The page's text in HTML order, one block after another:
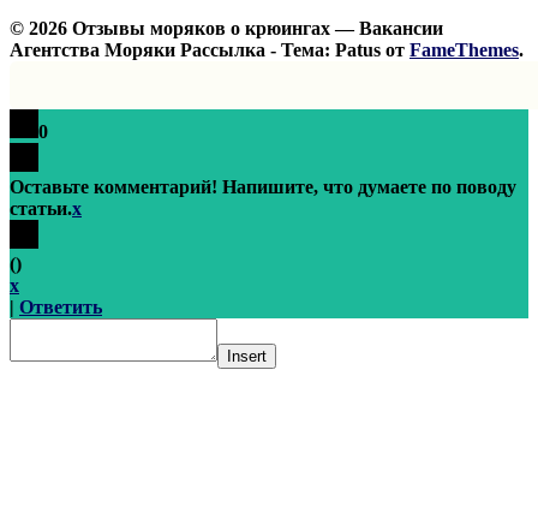
© 2026 Отзывы моряков о крюингах — Вакансии
Агентства Моряки Рассылка - Тема: Patus от FameThemes.
0
Оставьте комментарий! Напишите, что думаете по поводу
статьи.x
()
x
| Ответить
Insert